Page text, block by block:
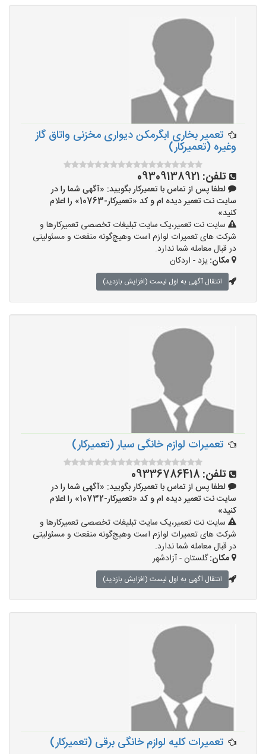
تعمیر بخاری ابگرمکن دیواری مخزنی واتاق گاز
وغیره (تعمیرکار)
تلفن: 09309138921
لطفا پس از تماس با تعمیرکار بگویید: «آگهی شما را در
سایت نت تعمیر دیده ام و کد «تعمیرکار-10763» را اعلام
کنید»
سایت نت تعمیر،یک سایت تبلیغات تخصصی تعمیرکارها و
شرکت های تعمیرات لوازم است وهیچ‌گونه منفعت و مسئولیتی
در قبال معامله شما ندارد.
مکان:یزد - اردکان
انتقال آگهی به اول لیست (افزایش بازدید)
تعمیرات لوازم خانگی سیار (تعمیرکار)
تلفن: 09336786418
لطفا پس از تماس با تعمیرکار بگویید: «آگهی شما را در
سایت نت تعمیر دیده ام و کد «تعمیرکار-10732» را اعلام
کنید»
سایت نت تعمیر،یک سایت تبلیغات تخصصی تعمیرکارها و
شرکت های تعمیرات لوازم است وهیچ‌گونه منفعت و مسئولیتی
در قبال معامله شما ندارد.
مکان:گلستان - آزادشهر
انتقال آگهی به اول لیست (افزایش بازدید)
تعمیرات کلیه لوازم خانگی برقی (تعمیرکار)